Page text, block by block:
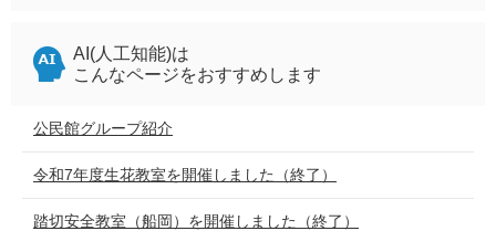
AI(人工知能)は
こんなページをおすすめします
公民館グループ紹介
令和7年度生花教室を開催しました（終了）
踏切安全教室（船岡）を開催しました（終了）